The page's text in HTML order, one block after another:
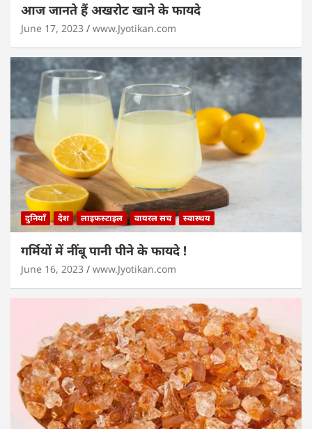
आज जानते हैं अखरोट खाने के फायदे
June 17, 2023 www.Jyotikan.com
दुनियाँ देश लाइफस्टाइल वायरल सच स्वास्थय
गर्मियों में नींबू पानी पीने के फायदे !
June 16, 2023 www.Jyotikan.com